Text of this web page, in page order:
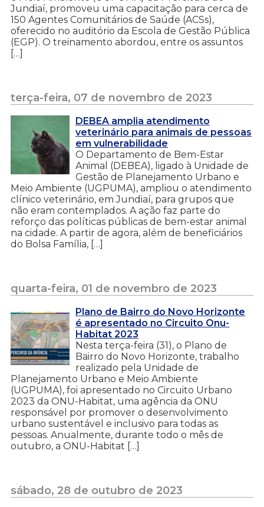
Jundiaí, promoveu uma capacitação para cerca de
150 Agentes Comunitários de Saúde (ACSs),
oferecido no auditório da Escola de Gestão Pública
(EGP). O treinamento abordou, entre os assuntos
[…]
terça-feira, 07 de novembro de 2023
DEBEA amplia atendimento
veterinário para animais de pessoas
em vulnerabilidade
O Departamento de Bem-Estar
Animal (DEBEA), ligado à Unidade de
Gestão de Planejamento Urbano e
Meio Ambiente (UGPUMA), ampliou o atendimento
clínico veterinário, em Jundiaí, para grupos que
não eram contemplados. A ação faz parte do
reforço das políticas públicas de bem-estar animal
na cidade. A partir de agora, além de beneficiários
do Bolsa Família, […]
quarta-feira, 01 de novembro de 2023
Plano de Bairro do Novo Horizonte
é apresentado no Circuito Onu-
Habitat 2023
Nesta terça-feira (31), o Plano de
Bairro do Novo Horizonte, trabalho
realizado pela Unidade de
Planejamento Urbano e Meio Ambiente
(UGPUMA), foi apresentado no Circuito Urbano
2023 da ONU-Habitat, uma agência da ONU
responsável por promover o desenvolvimento
urbano sustentável e inclusivo para todas as
pessoas. Anualmente, durante todo o mês de
outubro, a ONU-Habitat […]
sábado, 28 de outubro de 2023